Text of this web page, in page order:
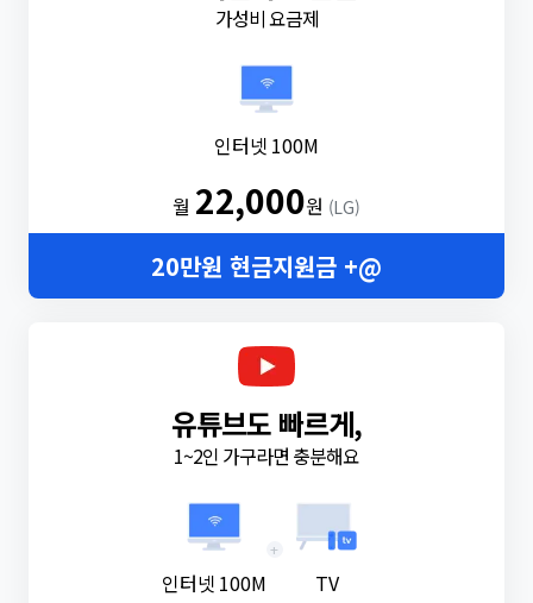
가성비 요금제
인터넷 100M
월 22,000원 (LG)
20만원 현금지원금 +@
유튜브도 빠르게,
1~2인 가구라면 충분해요
인터넷 100M
+
TV